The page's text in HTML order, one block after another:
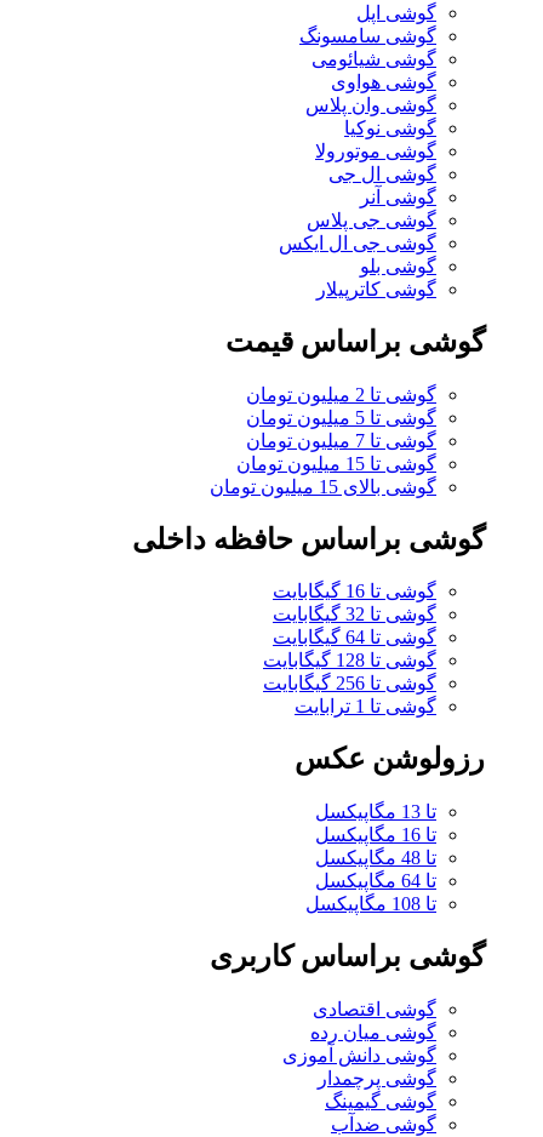
گوشی اپل
گوشی سامسونگ
گوشی شیائومی
گوشی هواوی
گوشی وان پلاس
گوشی نوکیا
گوشی موتورولا
گوشی ال جی
گوشی آنر
گوشی جی پلاس
گوشی جی ال ایکس
گوشی بلو
گوشی کاترپیلار
گوشی براساس قیمت
گوشی تا 2 میلیون تومان
گوشی تا 5 میلیون تومان
گوشی تا 7 میلیون تومان
گوشی تا 15 میلیون تومان
گوشی بالای 15 میلیون تومان
گوشی براساس حافظه داخلی
گوشی تا 16 گیگابایت
گوشی تا 32 گیگابایت
گوشی تا 64 گیگابایت
گوشی تا 128 گیگابایت
گوشی تا 256 گیگابایت
گوشی تا 1 ترابایت
رزولوشن عکس
تا 13 مگاپیکسل
تا 16 مگاپیکسل
تا 48 مگاپیکسل
تا 64 مگاپیکسل
تا 108 مگاپیکسل
گوشی براساس کاربری
گوشی اقتصادی
گوشی میان رده
گوشی دانش آموزی
گوشی پرچمدار
گوشی گیمینگ
گوشی ضدآب